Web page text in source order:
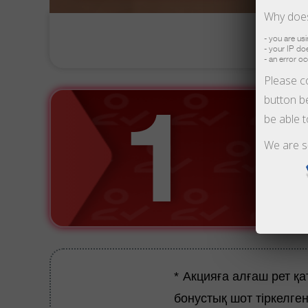
* Акцияға алғаш рет
бонустық шот
Why
- you are
- your IP
- an error
Please
button
be able
We are